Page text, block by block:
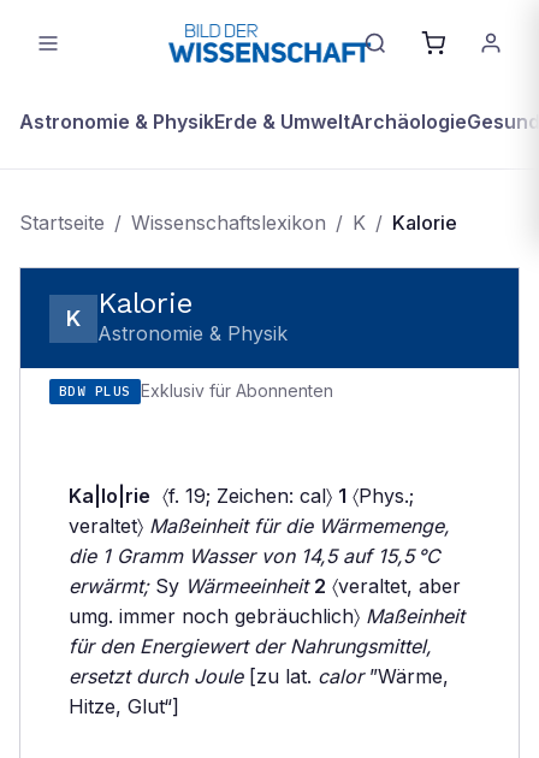
Astronomie & PhysikErde & UmweltArchäologie
Startseite / Wissenschaftslexikon / K / Kalorie
K Kalorie
Astronomie & Physik
BDW PLUS Exklusiv für Abonnenten
Ka|lo|rie 〈f. 19; Zeichen: cal〉 1 〈Phys.;
veraltet〉 Maßeinheit für die Wärmemenge,
die 1 Gramm Wasser von 14,5 auf 15,5 °C
erwärmt;Sy Wärmeeinheit 2 〈veraltet, aber
umg. immer noch gebräuchlich〉 Maßeinheit
für den Energiewert der Nahrungsmittel,
ersetzt durch Joule[zu lat. calor”Wärme,
Hitze, Glut“]